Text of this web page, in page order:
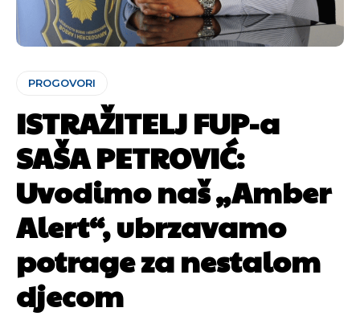
PROGOVORI
ISTRAŽITELJ FUP-a
SAŠA PETROVIĆ:
Uvodimo naš „Amber
Alert“, ubrzavamo
potrage za nestalom
djecom